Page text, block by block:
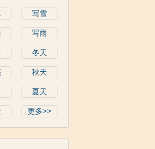
写雪
写雨
冬天
秋天
夏天
更多>>